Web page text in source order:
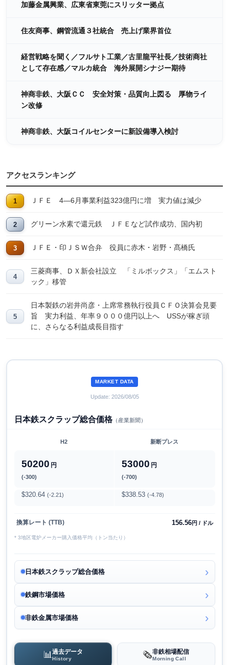
加藤金属興業、広東省東莞にスリッター拠点
住友商事、鋼管流通３社統合 売上げ業界首位
経営戦略を聞く／フルサト工業／古里龍平社長／技術商社
として存在感／マルカ統合 海外展開シナジー期待
神商非鉄、大阪ＣＣ 安全対策・品質向上図る 厚物ライ
ン改修
神商非鉄、大阪コイルセンターに新設備導入検討
アクセスランキング
ＪＦＥ 4―6月事業利益323億円に増 実力値は減少
グリーン水素で還元鉄 ＪＦＥなど試作成功、国内初
ＪＦＥ・印ＪＳＷ合弁 役員に赤木・岩野・髙橋氏
三菱商事、ＤＸ新会社設立 「ミルボックス」「エムスト
ック」移管
日本製鉄の岩井尚彦・上席常務執行役員ＣＦＯ決算会見要
旨 実力利益、年率９０００億円以上へ USSが稼ぎ頭
に、さらなる利益成長目指す
MARKET DATA
Update: 2026/08/05
日本鉄スクラップ総合価格（産業新聞）
H2 新断プレス
50200 円
(-300)
53000 円
(-700)
$320.64 (-2.21) $338.53 (-4.78)
換算レート (TTB) 156.56円 / ドル
* 3地区電炉メーカー購入価格平均（トン当たり）
日本鉄スクラップ総合価格
鉄鋼市場価格
非鉄金属市場価格
📊過去データ
History 🗞️非鉄相場配信
Morning Call